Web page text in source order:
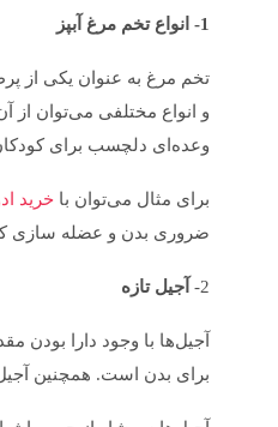
1- انواع تخم مرغ آبپز
تخم مرغ به عنوان یکی از
و انواع مختلفی می‌توان از
وعده‌ای دلچسب برای
برای مثال می‌توان با خرید
ضروری بدن و عضله سازی
2- آجیل تازه
آجیل‌ها با وجود دارا بودن
برای بدن است. همچنین